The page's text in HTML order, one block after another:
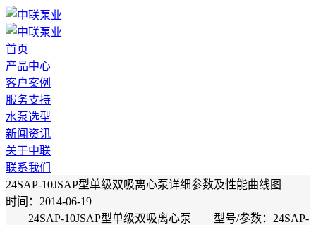
首页
产品中心
客户案例
服务支持
水泵选型
新闻资讯
关于中联
联系我们
24SAP-10JSAP型单级双吸离心泵详细参数及性能曲线图
时间：2014-06-19
24SAP-10JSAP型单级双吸离心泵 型号/参数：24SAP-